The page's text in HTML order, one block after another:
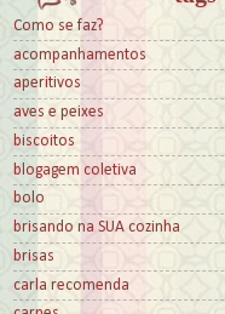
Como se faz?
acompanhamentos
aperitivos
aves e peixes
biscoitos
blogagem coletiva
bolo
brisando na SUA cozinha
brisas
carla recomenda